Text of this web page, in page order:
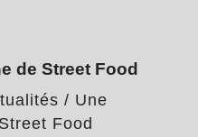
de Street Food
/ Une
Food